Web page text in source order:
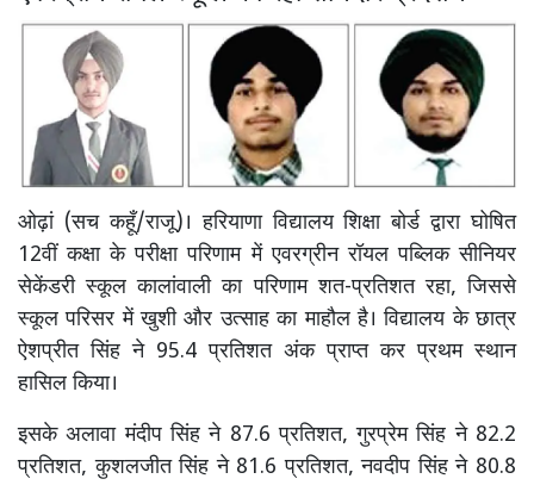
ओढ़ां (सच कहूँ/राजू)। हरियाणा विद्यालय शिक्षा बोर्ड द्वारा घोषित
12वीं कक्षा के परीक्षा परिणाम में एवरग्रीन रॉयल पब्लिक सीनियर
सेकेंडरी स्कूल कालांवाली का परिणाम शत-प्रतिशत रहा, जिससे
स्कूल परिसर में खुशी और उत्साह का माहौल है। विद्यालय के छात्र
ऐशप्रीत सिंह ने 95.4 प्रतिशत अंक प्राप्त कर प्रथम स्थान
हासिल किया।
इसके अलावा मंदीप सिंह ने 87.6 प्रतिशत, गुरप्रेम सिंह ने 82.2
प्रतिशत, कुशलजीत सिंह ने 81.6 प्रतिशत, नवदीप सिंह ने 80.8